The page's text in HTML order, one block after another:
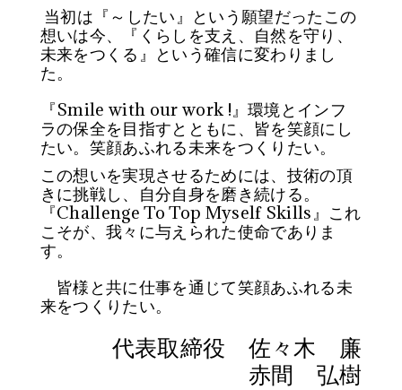
当初は『～したい』という願望だったこの
想いは今、『くらしを支え、自然を守り、
未来をつくる』という確信に変わりまし
た。
『Smile with our work !』環境とインフ
ラの保全を目指すとともに、皆を笑顔にし
たい。笑顔あふれる未来をつくりたい。
この想いを実現させるためには、技術の頂
きに挑戦し、自分自身を磨き続ける。
『Challenge To Top Myself Skills』これ
こそが、我々に与えられた使命でありま
す。
皆様と共に仕事を通じて笑顔あふれる未
来をつくりたい。
代表取締役 佐々木 廉
赤間 弘樹